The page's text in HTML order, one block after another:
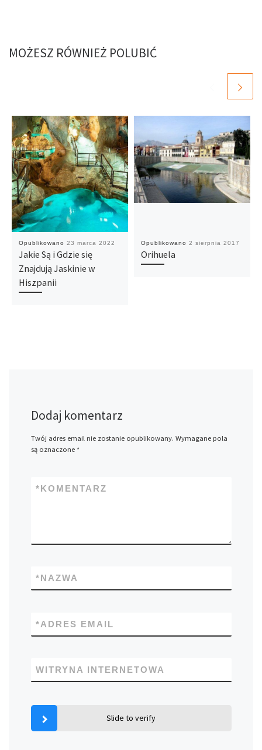
MOŻESZ RÓWNIEŻ POLUBIĆ
Opublikowano 23 marca 2022
Jakie Są i Gdzie się
Znajdują Jaskinie w
Hiszpanii
Opublikowano 2 sierpnia 2017
Orihuela
Dodaj komentarz
Twój adres email nie zostanie opublikowany. Wymagane pola
są oznaczone *
KOMENTARZ
*
NAZWA
*
ADRES EMAIL
*
WITRYNA INTERNETOWA
Slide to verify